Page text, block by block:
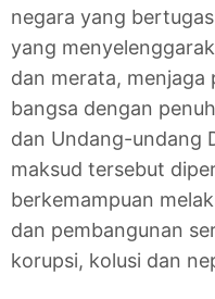
negara yang
yang
dan merata, menjaga
bangsa dengan
dan Undang-undang
maksud tersebut
berkemampuan
dan pembangunan
korupsi, kolusi dan